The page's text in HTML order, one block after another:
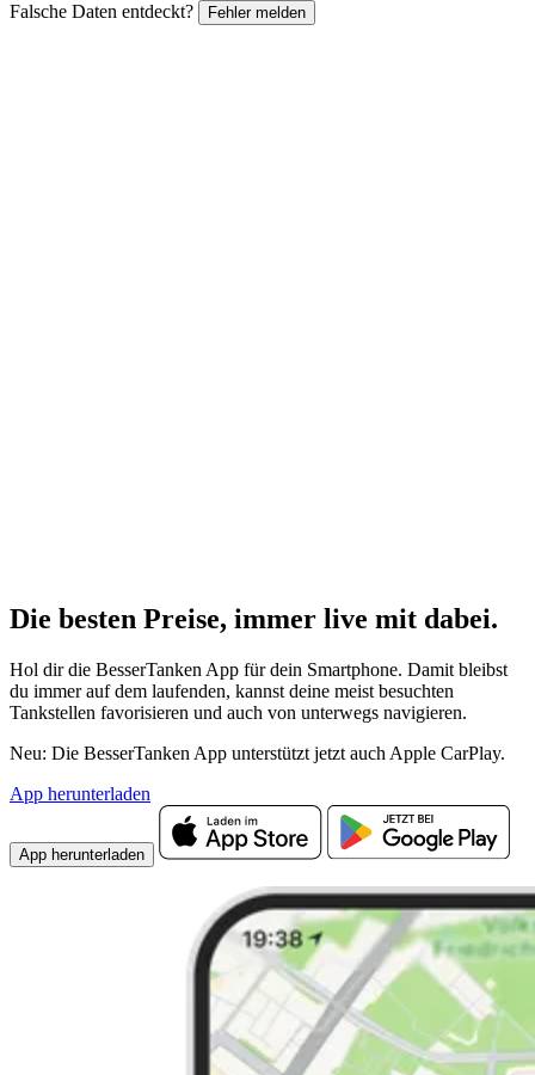
Falsche Daten entdeckt? Fehler melden
Die besten Preise, immer live mit dabei.
Hol dir die BesserTanken App für dein Smartphone. Damit bleibst
du immer auf dem laufenden, kannst deine meist besuchten
Tankstellen favorisieren und auch von unterwegs navigieren.
Neu: Die BesserTanken App unterstützt jetzt auch Apple CarPlay.
App herunterladen
App herunterladen